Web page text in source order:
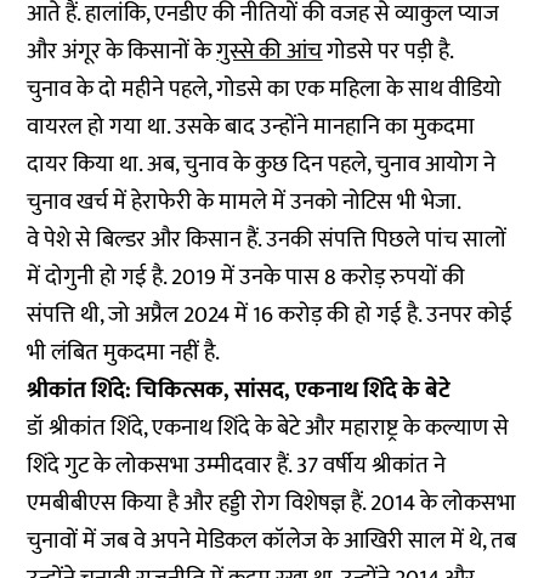
आते हैं. हालांकि, एनडीए की नीतियों की वजह से व्याकुल प्याज
और अंगूर के किसानों केगुस्से की आंचगोडसे पर पड़ी है.
चुनाव के दो महीने पहले, गोडसे का एक महिला के साथ वीडियो
वायरल हो गया था. उसके बाद उन्होंने मानहानि का मुकदमा
दायर किया था. अब, चुनाव के कुछ दिन पहले, चुनाव आयोग ने
चुनाव खर्च में हेराफेरी के मामले में उनको नोटिस भी भेजा.
वे पेशे से बिल्डर और किसान हैं. उनकी संपत्ति पिछले पांच सालों
में दोगुनी हो गई है. 2019 में उनके पास 8 करोड़ रुपयों की
संपत्ति थी, जो अप्रैल 2024 में 16 करोड़ की हो गई है. उनपर कोई
भी लंबित मुकदमा नहीं है.
श्रीकांत शिंदे: चिकित्सक, सांसद, एकनाथ शिंदे के बेटे
डॉ श्रीकांत शिंदे, एकनाथ शिंदे के बेटे और महाराष्ट्र के कल्याण से
शिंदे गुट के लोकसभा उम्मीदवार हैं. 37 वर्षीय श्रीकांत ने
एमबीबीएस किया है और हड्डी रोग विशेषज्ञ हैं. 2014 के लोकसभा
चुनावों में जब वे अपने मेडिकल कॉलेज के आखिरी साल में थे, तब